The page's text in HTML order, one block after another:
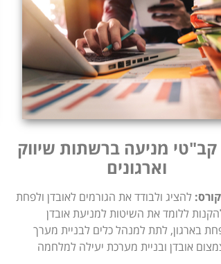
קב"טי מניעה ברשתות שיווק
וארגונים
להציג ולבודד את הגורמים לאובדן ולפחת
ללומד את השיטות למניעת אובדן
בארגון, לתת למנהל כלים לבניית מערך
אובדן ובניית מערכת יעילה למלחמה